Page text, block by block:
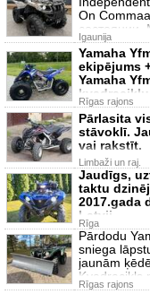
On
состоянии.
Igaunija
Yamaha
ekipējums
Yamaha
Rīgas rajons
Pārlasita
stāvoklī.
vai rakstīt.
Limbaži un raj.
Jaudīgs,
taktu
2017.gada
Latvij
Rīga
Pārdodu
sniega
jaunām
Kvadracikls
Rīgas rajons